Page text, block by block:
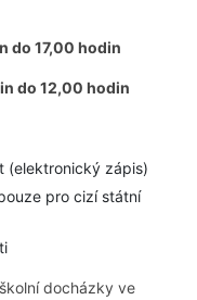
do 17,00 hodin
do 12,00 hodin
(elektronický zápis)
pro cizí státní
docházky ve